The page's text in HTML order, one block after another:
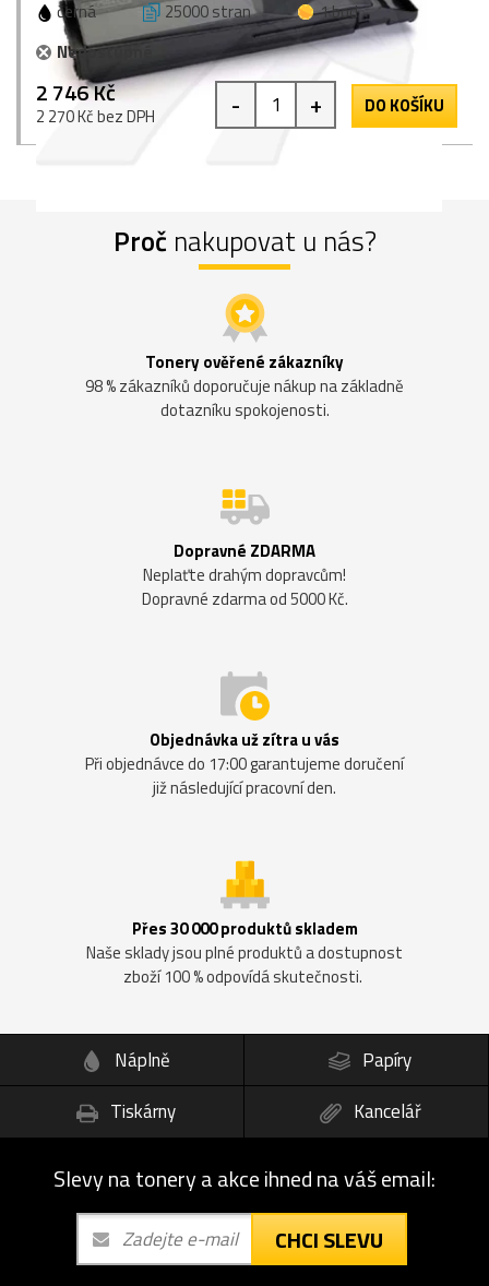
černá 25000 stran
1 bod
Nedostupné
2 746 Kč
2 270 Kč bez DPH - + DO KOŠÍKU
Proč nakupovat u nás?
Tonery ověřené zákazníky
98 % zákazníků doporučuje nákup na základně
dotazníku spokojenosti.
Dopravné ZDARMA
Neplaťte drahým dopravcům!
Dopravné zdarma od 5000 Kč.
Objednávka už zítra u vás
Při objednávce do 17:00 garantujeme doručení
již následující pracovní den.
Přes 30 000 produktů skladem
Naše sklady jsou plné produktů a dostupnost
zboží 100 % odpovídá skutečnosti.
Náplně
Papíry
Tiskárny
Kancelář
Slevy na tonery a akce ihned na váš email:
CHCI SLEVU